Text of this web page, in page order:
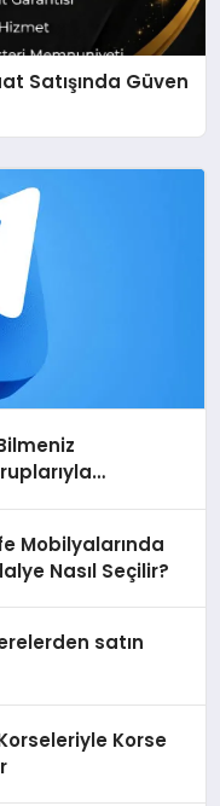
Satışında Güven
Mobilyalarında
Nasıl Seçilir?
satın
Korse